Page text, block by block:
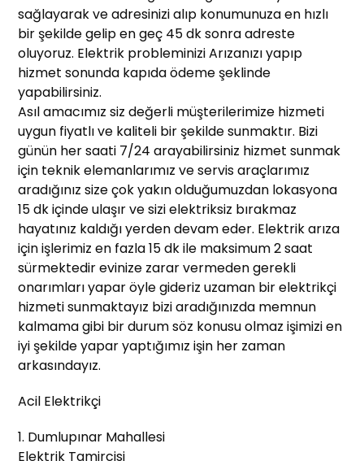
sağlayarak ve adresinizi alıp konumunuza en hızlı
bir şekilde gelip en geç 45 dk sonra adreste
oluyoruz. Elektrik probleminizi Arızanızı yapıp
hizmet sonunda kapıda ödeme şeklinde
yapabilirsiniz.
Asıl amacımız siz değerli müşterilerimize hizmeti
uygun fiyatlı ve kaliteli bir şekilde sunmaktır. Bizi
günün her saati 7/24 arayabilirsiniz hizmet sunmak
için teknik elemanlarımız ve servis araçlarımız
aradığınız size çok yakın olduğumuzdan lokasyona
15 dk içinde ulaşır ve sizi elektriksiz bırakmaz
hayatınız kaldığı yerden devam eder. Elektrik arıza
için işlerimiz en fazla 15 dk ile maksimum 2 saat
sürmektedir evinize zarar vermeden gerekli
onarımları yapar öyle gideriz uzaman bir elektrikçi
hizmeti sunmaktayız bizi aradığınızda memnun
kalmama gibi bir durum söz konusu olmaz işimizi en
iyi şekilde yapar yaptığımız işin her zaman
arkasındayız.
Acil Elektrikçi
1. Dumlupınar Mahallesi
Elektrik Tamircisi